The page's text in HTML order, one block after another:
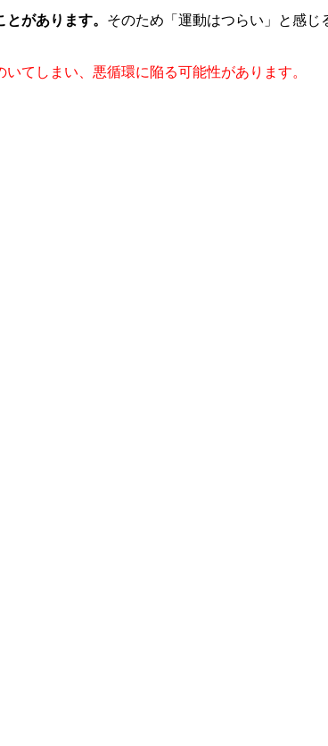
があります。 そのため「運動はつらい」と感
てしまい、悪循環に陥る可能性があります。